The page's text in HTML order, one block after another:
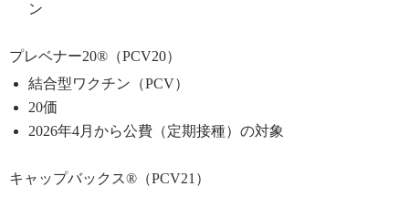
ン
プレベナー20®（PCV20）
結合型ワクチン（PCV）
20価
2026年4月から公費（定期接種）の対象
キャップバックス®（PCV21）